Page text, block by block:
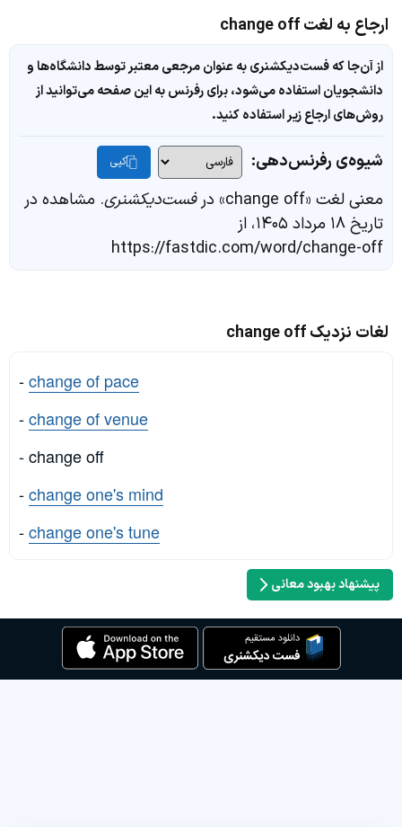
ارجاع به لغت change off
از آن‌جا که فست‌دیکشنری به عنوان مرجعی معتبر توسط دانشگاه‌ها و
دانشجویان استفاده می‌شود، برای رفرنس به این صفحه می‌توانید از
روش‌های ارجاع زیر استفاده کنید.
شیوه‌ی رفرنس‌دهی: کپی
معنی لغت «change off» در فست‌دیکشنری. مشاهده در
تاریخ ۱۸ مرداد ۱۴۰۵، از
https://fastdic.com/word/change-off
لغات نزدیک change off
-change of pace
-change of venue
- change off
-change one's mind
-change one's tune
پیشنهاد بهبود معانی